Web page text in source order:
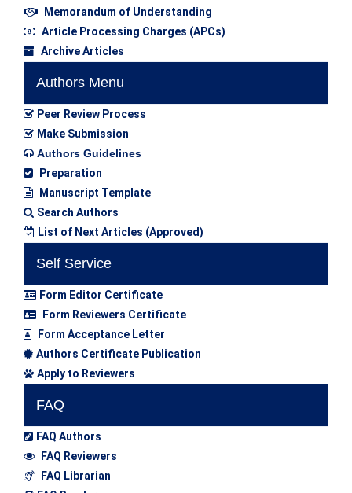
Memorandum of Understanding
Article Processing Charges (APCs)
Archive Articles
Authors Menu
Peer Review Process
Make Submission
Authors Guidelines
Preparation
Manuscript Template
Search Authors
List of Next Articles (Approved)
Self Service
Form Editor Certificate
Form Reviewers Certificate
Form Acceptance Letter
Authors Certificate Publication
Apply to Reviewers
FAQ
FAQ Authors
FAQ Reviewers
FAQ Librarian